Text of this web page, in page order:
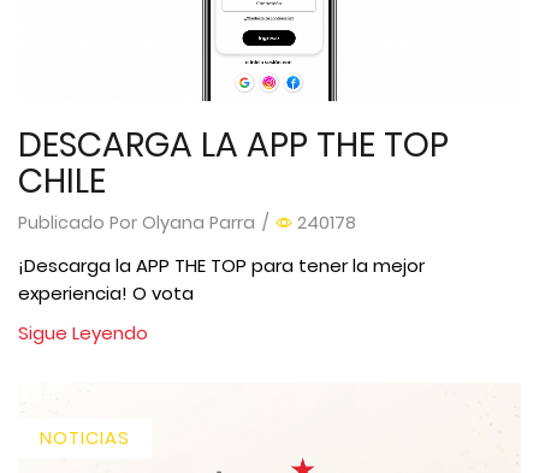
DESCARGA LA APP THE TOP
CHILE
Publicado Por Olyana Parra / 240178
¡Descarga la APP THE TOP para tener la mejor
experiencia! O vota
Sigue Leyendo
NOTICIAS